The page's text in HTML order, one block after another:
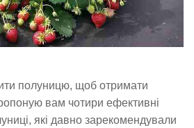
полуницю, щоб отримати
вам чотири ефективні
які давно зарекомендували